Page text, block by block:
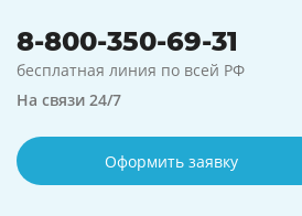
8-800-350-69-31
бесплатная линия по всей РФ
На связи 24/7
Оформить заявку